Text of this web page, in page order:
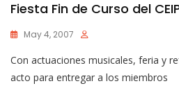
Fiesta Fin de Curso del
May 4, 2007
Con actuaciones musicales, feria y
acto para entregar a los miembros